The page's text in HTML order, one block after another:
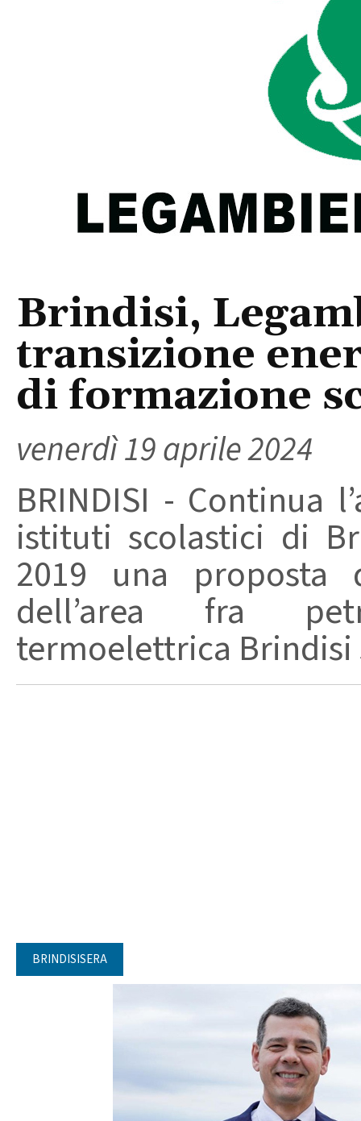
Brindisi,
transizione
di formazione
venerdì 19 aprile 2024
BRINDISI - Continua
istituti scolastici di
2019 una proposta
dell’area fra
termoelettrica Brindisi
BRINDISISERA